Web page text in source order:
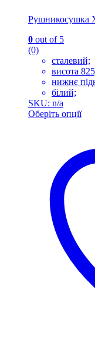
Рушникосушка
0 out of 5
(0)
сталевий;
висота
нижнє
білий;
SKU: n/a
Оберіть опції
варіантів.
Параметри
можна
вибрати
сторінці
товару